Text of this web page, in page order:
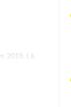
2019. Là